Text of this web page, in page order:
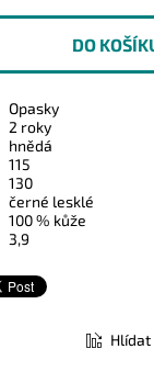
Opasky
2 roky
hnědá
115
130
černé lesklé
100 % kůže
3,9
Hlídat